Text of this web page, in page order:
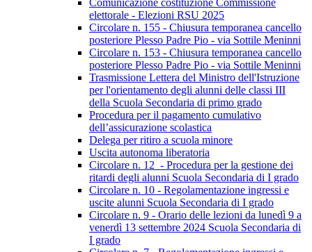
Comunicazione costituzione Commissione
elettorale - Elezioni RSU 2025
Circolare n. 155 - Chiusura temporanea cancello
posteriore Plesso Padre Pio - via Sottile Meninni
Circolare n. 153 - Chiusura temporanea cancello
posteriore Plesso Padre Pio - via Sottile Meninni
Trasmissione Lettera del Ministro dell'Istruzione
per l'orientamento degli alunni delle classi III
della Scuola Secondaria di primo grado
Procedura per il pagamento cumulativo
dell’assicurazione scolastica
Delega per ritiro a scuola minore
Uscita autonoma liberatoria
Circolare n. 12 - Procedura per la gestione dei
ritardi degli alunni Scuola Secondaria di I grado
Circolare n. 10 - Regolamentazione ingressi e
uscite alunni Scuola Secondaria di I grado
Circolare n. 9 - Orario delle lezioni da lunedì 9 a
venerdì 13 settembre 2024 Scuola Secondaria di
I grado